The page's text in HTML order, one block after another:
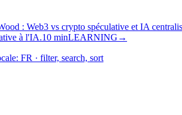
: Web3 vs crypto spéculative et IA
à l'IA.10 minLEARNING →
FR · filter, search, sort